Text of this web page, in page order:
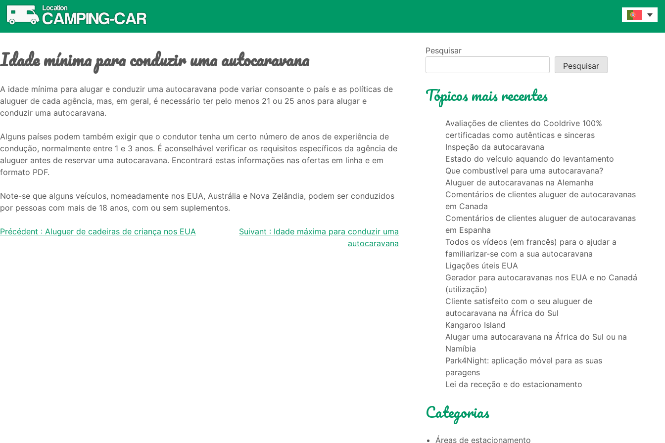
Idade mínima para conduzir uma autocaravana
A idade mínima para alugar e conduzir uma autocaravana pode variar consoante o país e as políticas de
aluguer de cada agência, mas, em geral, é necessário ter pelo menos 21 ou 25 anos para alugar e
conduzir uma autocaravana.
Alguns países podem também exigir que o condutor tenha um certo número de anos de experiência de
condução, normalmente entre 1 e 3 anos. É aconselhável verificar os requisitos específicos da agência de
aluguer antes de reservar uma autocaravana. Encontrará estas informações nas ofertas em linha e em
formato PDF.
Note-se que alguns veículos, nomeadamente nos EUA, Austrália e Nova Zelândia, podem ser conduzidos
por pessoas com mais de 18 anos, com ou sem suplementos.
Navegação
Précédent : Aluguer de cadeiras de criança nos EUA Suivant : Idade máxima para conduzir uma
autocaravana
Pesquisar
Pesquisar
Tópicos mais recentes
Avaliações de clientes do Cooldrive 100%
certificadas como autênticas e sinceras
Inspeção da autocaravana
Estado do veículo aquando do levantamento
Que combustível para uma autocaravana?
Aluguer de autocaravanas na Alemanha
Comentários de clientes aluguer de autocaravanas
em Canada
Comentários de clientes aluguer de autocaravanas
em Espanha
Todos os vídeos (em francês) para o ajudar a
familiarizar-se com a sua autocaravana
Ligações úteis EUA
Gerador para autocaravanas nos EUA e no Canadá
(utilização)
Cliente satisfeito com o seu aluguer de
autocaravana na África do Sul
Kangaroo Island
Alugar uma autocaravana na África do Sul ou na
Namíbia
Park4Night: aplicação móvel para as suas
paragens
Lei da receção e do estacionamento
Categorias
Áreas de estacionamento